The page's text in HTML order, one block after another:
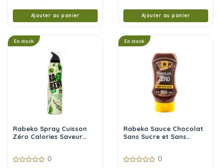
Ajouter au panier Ajouter au panier
En stock
Rabeko Spray Cuisson
Zéro Calories Saveur
0
En stock
Rabeko Sauce Chocolat
Sans Sucre et Sans
0